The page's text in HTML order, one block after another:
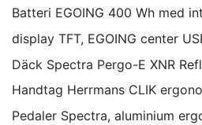
Batteri EGOING 400 Wh med
display TFT, EGOING center
Däck Spectra Pergo-E XNR
Handtag Herrmans CLIK
Pedaler Spectra, aluminium